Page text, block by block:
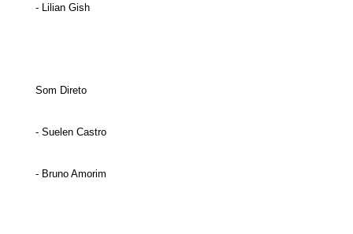
- Lilian Gish
Som Direto
- Suelen Castro
- Bruno Amorim